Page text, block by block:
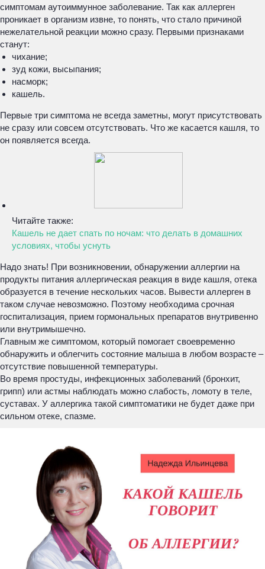
симптомам аутоиммунное заболевание. Так как аллерген
проникает в организм извне, то понять, что стало причиной
нежелательной реакции можно сразу. Первыми признаками
станут:
чихание;
зуд кожи, высыпания;
насморк;
кашель.
Первые три симптома не всегда заметны, могут присутствовать
не сразу или совсем отсутствовать. Что же касается кашля, то
он появляется всегда.
Читайте также:
Кашель не дает спать по ночам: что делать в домашних
условиях, чтобы уснуть
Надо знать! При возникновении, обнаружении аллергии на
продукты питания аллергическая реакция в виде кашля, отека
образуется в течение нескольких часов. Вывести аллерген в
таком случае невозможно. Поэтому необходима срочная
госпитализация, прием гормональных препаратов внутривенно
или внутримышечно.
Главным же симптомом, который помогает своевременно
обнаружить и облегчить состояние малыша в любом возрасте –
отсутствие повышенной температуры.
Во время простуды, инфекционных заболеваний (бронхит,
грипп) или астмы наблюдать можно слабость, ломоту в теле,
суставах. У аллергика такой симптоматики не будет даже при
сильном отеке, спазме.